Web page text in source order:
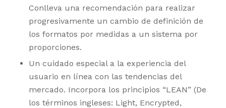
Conlleva una recomendación para realizar
progresivamente un cambio de definición de
los formatos por medidas a un sistema por
proporciones.
Un cuidado especial a la experiencia del
usuario en línea con las tendencias del
mercado. Incorpora los principios “LEAN” (De
los términos ingleses: Light, Encrypted,